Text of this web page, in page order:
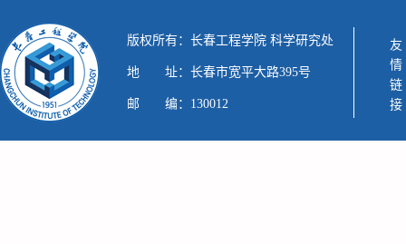
版权所有：长春工程学院 科学研究处
地 址：长春市宽平大路395号
邮 编：130012 友情链接